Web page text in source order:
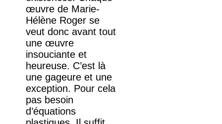
œuvre de Marie-
Hélène Roger se
veut donc avant tout
une œuvre
insouciante et
heureuse. C’est là
une gageure et une
exception. Pour cela
pas besoin
d’équations